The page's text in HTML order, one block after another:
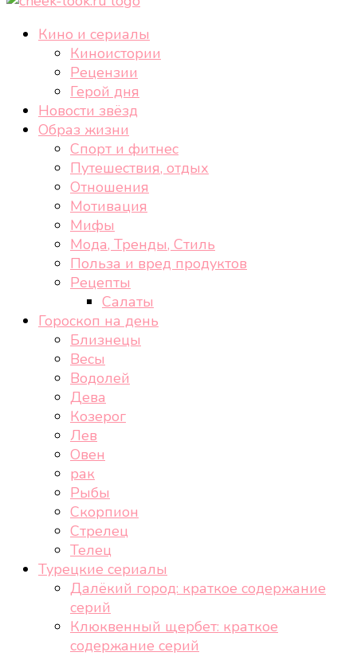
cheek-look.ru
Женский сайт о звездах и кино, а также трендах,
здоровом образе жизни, спорте, стиле, отдыхе и
Кино и сериалы
Киноистории
Рецензии
Герой дня
Новости звёзд
Образ жизни
Спорт и фитнес
Путешествия, отдых
Отношения
Мотивация
Мифы
Мода, Тренды, Стиль
Польза и вред продуктов
Рецепты
Салаты
Гороскоп на день
Близнецы
Весы
Водолей
Дева
Козерог
Лев
Овен
рак
Рыбы
Скорпион
Стрелец
Телец
Турецкие сериалы
Далёкий город: краткое содержание
серий
Клюквенный щербет: краткое
содержание серий